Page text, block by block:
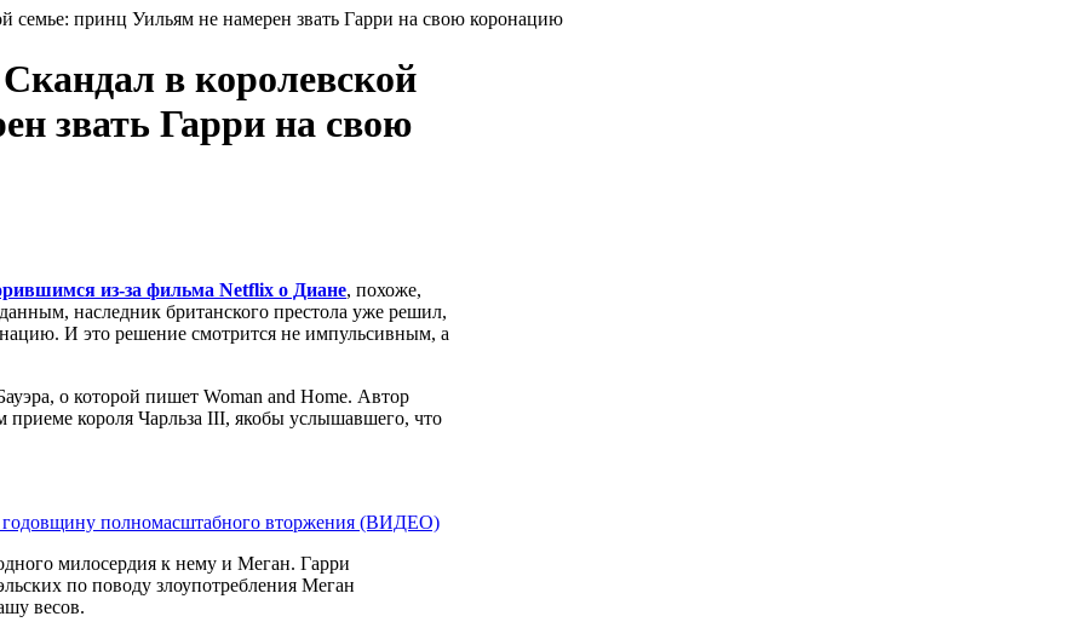
семье: принц Уильям не намерен звать Гарри на свою коронацию
в королевской
звать Гарри на свою
из-за фильма Netflix о Диане, похоже,
наследник британского престола уже решил,
И это решение смотрится не импульсивным, а
о которой пишет Woman and Home. Автор
приеме короля Чарльза III, якобы услышавшего, что
годовщину полномасштабного вторжения (ВИДЕО)
по поводу злоупотребления Меган
весов.